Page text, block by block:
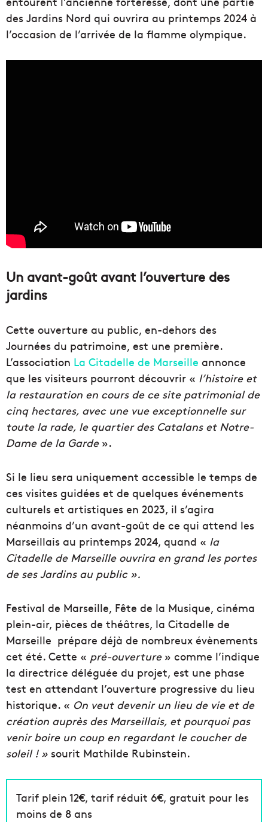
des Jardins Nord qui ouvrira au printemps 2024 à
l’occasion de l’arrivée de la flamme olympique.
Un avant-goût avant l’ouverture des
jardins
Cette ouverture au public, en-dehors des
Journées du patrimoine, est une première.
L’association La Citadelle de Marseille annonce
que les visiteurs pourront découvrir « l’histoire et
la restauration en cours de ce site patrimonial de
cinq hectares, avec une vue exceptionnelle sur
toute la rade, le quartier des Catalans et Notre-
Dame de la Garde».
Si le lieu sera uniquement accessible le temps de
ces visites guidées et de quelques événements
culturels et artistiques en 2023, il s’agira
néanmoins d’un avant-goût de ce qui attend les
Marseillais au printemps 2024, quand « la
Citadelle de Marseille ouvrira en grand les portes
de ses Jardins au public ».
Festival de Marseille, Fête de la Musique, cinéma
plein-air, pièces de théâtres, la Citadelle de
Marseille prépare déjà de nombreux évènements
cet été. Cette « pré-ouverture » comme l’indique
la directrice déléguée du projet, est une phase
test en attendant l’ouverture progressive du lieu
historique. « On veut devenir un lieu de vie et de
création auprès des Marseillais, et pourquoi pas
venir boire un coup en regardant le coucher de
soleil ! » sourit Mathilde Rubinstein.
Tarif plein 12€, tarif réduit 6€, gratuit pour les
moins de 8 ans